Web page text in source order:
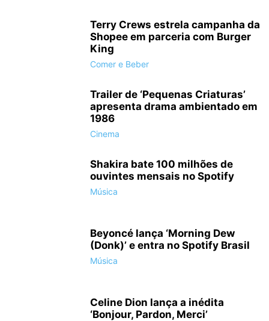
Terry Crews estrela campanha da
Shopee em parceria com Burger
King
Comer e Beber
Trailer de ‘Pequenas Criaturas’
apresenta drama ambientado em
1986
Cinema
Shakira bate 100 milhões de
ouvintes mensais no Spotify
Música
Beyoncé lança ‘Morning Dew
(Donk)’ e entra no Spotify Brasil
Música
Celine Dion lança a inédita
‘Bonjour, Pardon, Merci’